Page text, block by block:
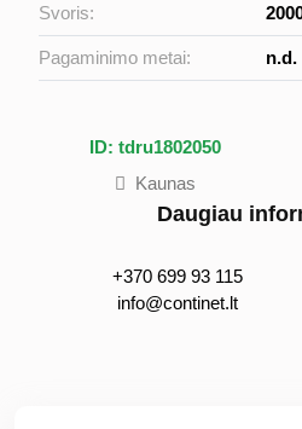
Svoris:
Pagaminimo metai: n.d.
ID: tdru1802050
Kaunas
Daugiau
+370 699 93 115
info@continet.lt